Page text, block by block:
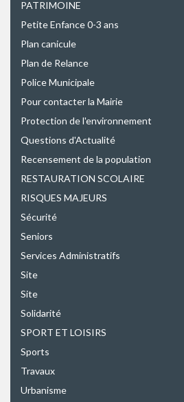
PATRIMOINE
Petite Enfance 0-3 ans
Plan canicule
Plan de Relance
Police Municipale
Pour contacter la Mairie
Protection de l'environnement
Questions d'Actualité
Recensement de la population
RESTAURATION SCOLAIRE
RISQUES MAJEURS
Sécurité
Seniors
Services Administratifs
Site
Site
Solidarité
SPORT ET LOISIRS
Sports
Travaux
Urbanisme